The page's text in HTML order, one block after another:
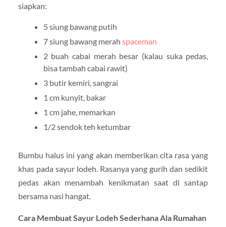
siapkan:
5 siung bawang putih
7 siung bawang merah spaceman
2 buah cabai merah besar (kalau suka pedas,
bisa tambah cabai rawit)
3 butir kemiri, sangrai
1 cm kunyit, bakar
1 cm jahe, memarkan
1/2 sendok teh ketumbar
Bumbu halus ini yang akan memberikan cita rasa yang
khas pada sayur lodeh. Rasanya yang gurih dan sedikit
pedas akan menambah kenikmatan saat di santap
bersama nasi hangat.
Cara Membuat Sayur Lodeh Sederhana Ala Rumahan